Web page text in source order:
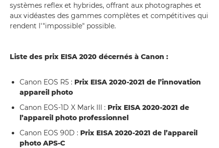
systèmes reflex et hybrides, offrant aux photographes et
aux vidéastes des gammes complètes et compétitives qui
rendent l'"impossible" possible.
Liste des prix EISA 2020 décernés à Canon :
Canon EOS R5 : Prix EISA 2020-2021 de l’innovation
appareil photo
Canon EOS-1D X Mark III : Prix EISA 2020-2021 de
l’appareil photo professionnel
Canon EOS 90D : Prix EISA 2020-2021 de l’appareil
photo APS-C